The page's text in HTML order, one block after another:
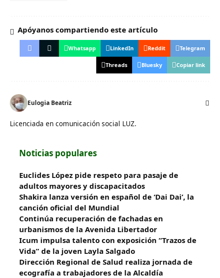
Apóyanos compartiendo este artículo
Whatsapp LinkedIn Reddit Telegram
Threads Bluesky Copiar link
Eulogia Beatriz
Licenciada en comunicación social LUZ.
Noticias populares
Euclides López pide respeto para pasaje de
adultos mayores y discapacitados
Shakira lanza versión en español de ‘Dai Dai’, la
canción oficial del Mundial
Continúa recuperación de fachadas en
urbanismos de la Avenida Libertador
Icum impulsa talento con exposición “Trazos de
Vida” de la joven Layla Salgado‎
‎Dirección Regional de Salud realiza jornada de
ecografía a trabajadores de la Alcaldía